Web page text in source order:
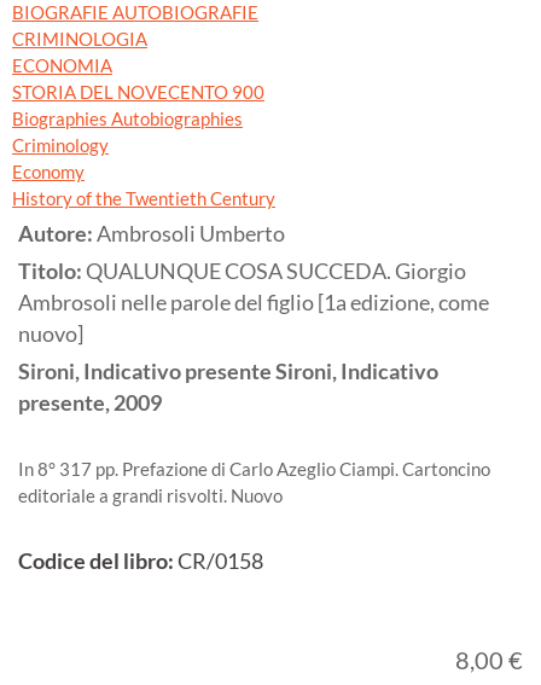
BIOGRAFIE AUTOBIOGRAFIE
CRIMINOLOGIA
ECONOMIA
STORIA DEL NOVECENTO 900
Biographies Autobiographies
Criminology
Economy
History of the Twentieth Century
Autore:Ambrosoli Umberto
Titolo:QUALUNQUE COSA SUCCEDA. Giorgio
Ambrosoli nelle parole del figlio [1a edizione, come
nuovo]
Sironi, Indicativo presente Sironi, Indicativo
presente,2009
In 8° 317 pp. Prefazione di Carlo Azeglio Ciampi. Cartoncino
editoriale a grandi risvolti. Nuovo
Codice del libro:CR/0158
8,00 €